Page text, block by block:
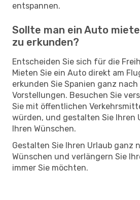
entspannen.
Sollte man ein Auto
zu erkunden?
Entscheiden Sie sich für die
Mieten Sie ein Auto direkt am
erkunden Sie Spanien ganz nach
Vorstellungen. Besuchen Sie
Sie mit öffentlichen
würden, und gestalten Sie Ihren
Ihren Wünschen.
Gestalten Sie Ihren Urlaub ganz
Wünschen und verlängern Sie
immer Sie möchten.